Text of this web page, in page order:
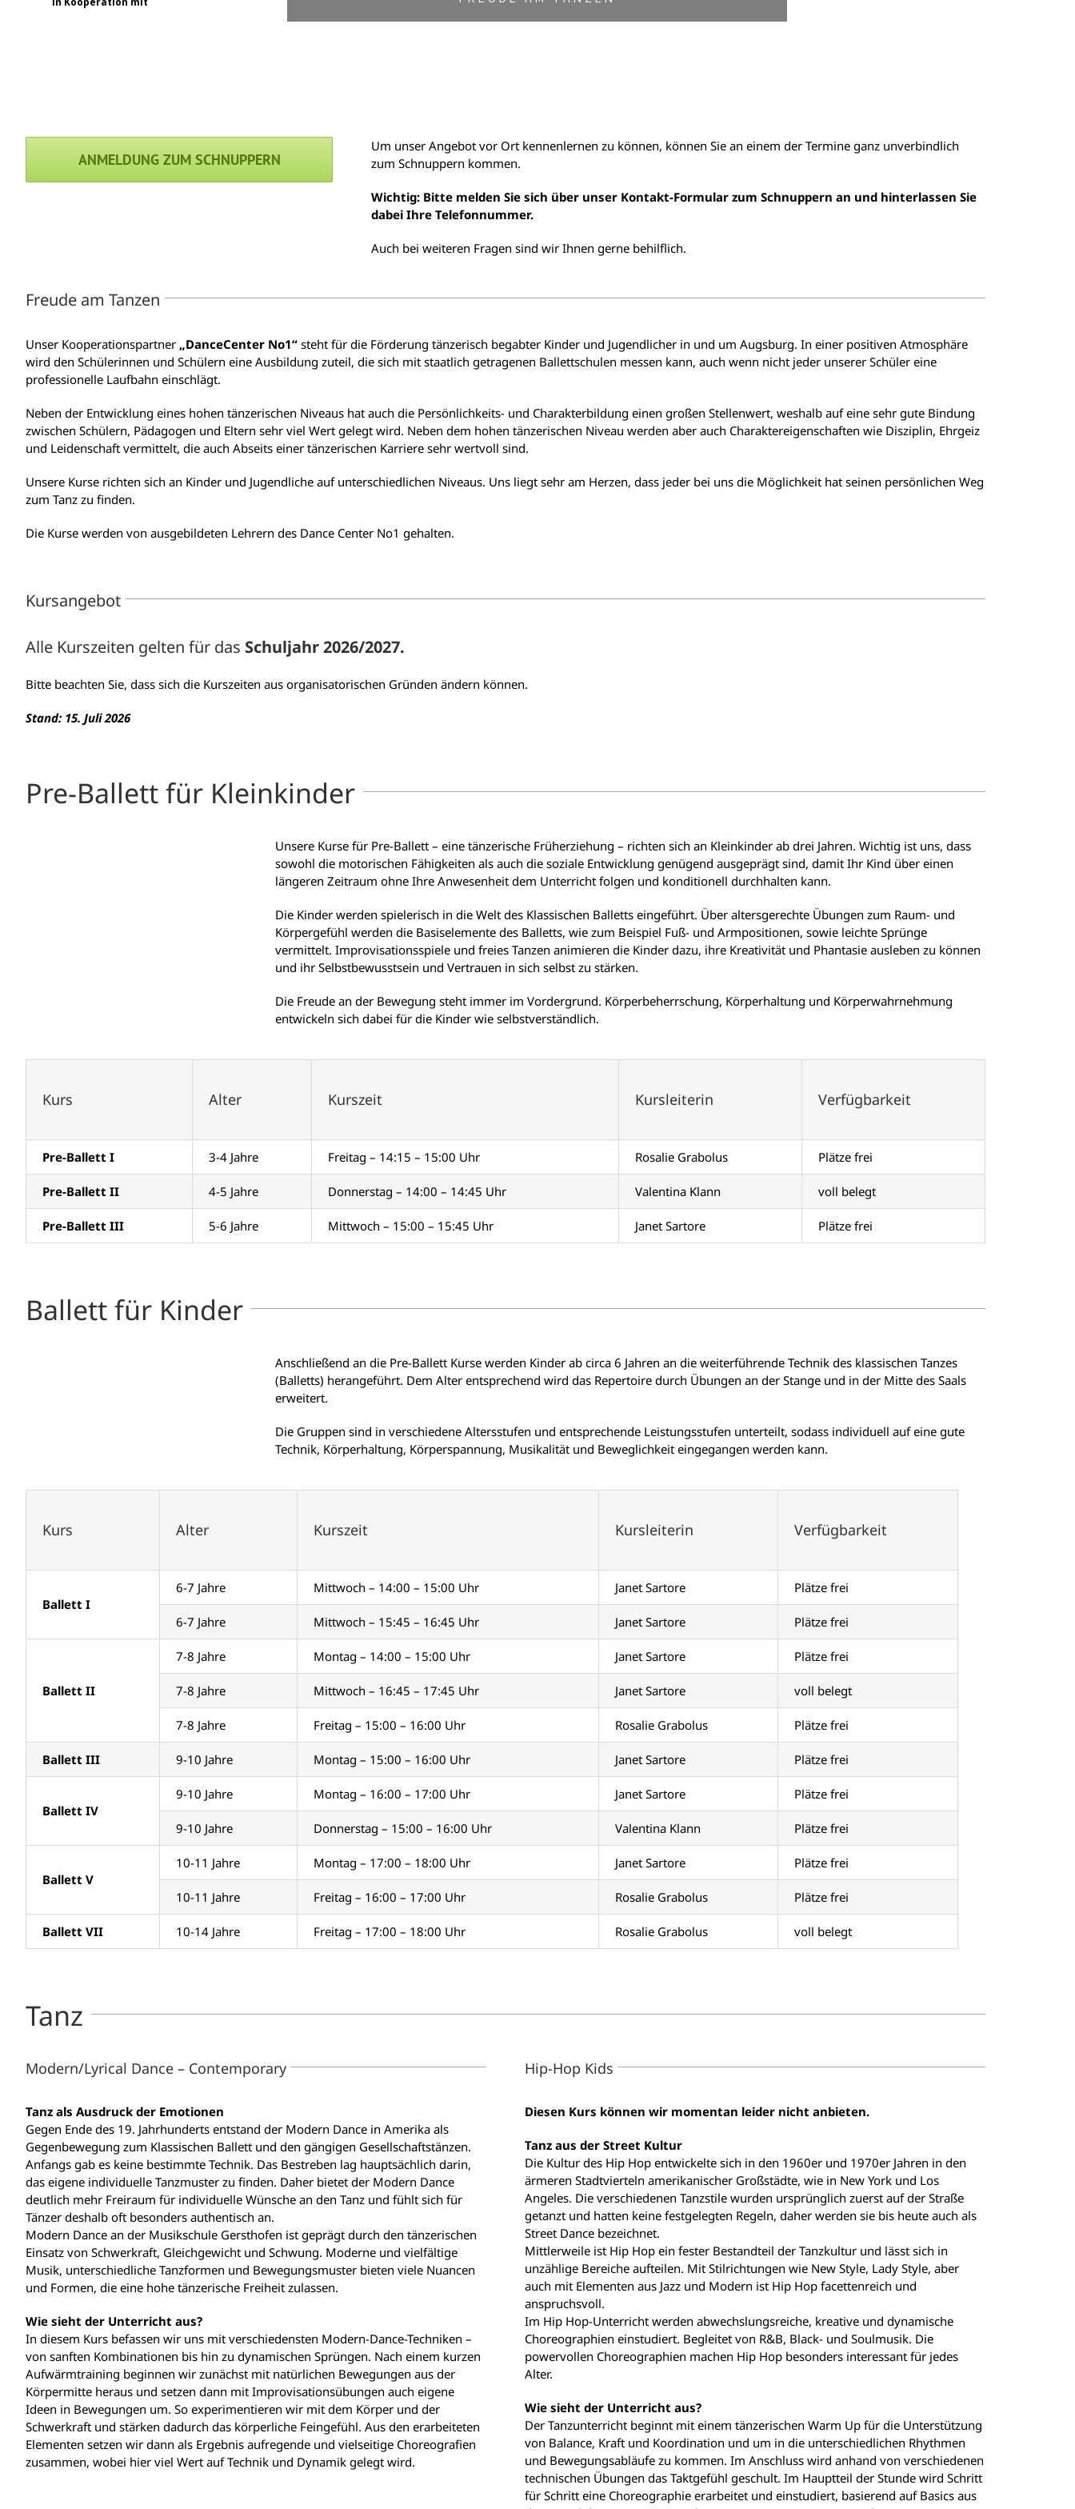
ANMELDUNG ZUM SCHNUPPERN
Um unser Angebot vor Ort kennenlernen zu können, können Sie an einem der Termine ganz unverbindlich
zum Schnuppern kommen.
Wichtig: Bitte melden Sie sich über unser Kontakt-Formular zum Schnuppern an und hinterlassen Sie
dabei Ihre Telefonnummer.
Auch bei weiteren Fragen sind wir Ihnen gerne behilflich.
Freude am Tanzen
Unser Kooperationspartner „DanceCenter No1“ steht für die Förderung tänzerisch begabter Kinder und Jugendlicher in und um Augsburg. In einer positiven Atmosphäre
wird den Schülerinnen und Schülern eine Ausbildung zuteil, die sich mit staatlich getragenen Ballettschulen messen kann, auch wenn nicht jeder unserer Schüler eine
professionelle Laufbahn einschlägt.
Neben der Entwicklung eines hohen tänzerischen Niveaus hat auch die Persönlichkeits- und Charakterbildung einen großen Stellenwert, weshalb auf eine sehr gute Bindung
zwischen Schülern, Pädagogen und Eltern sehr viel Wert gelegt wird. Neben dem hohen tänzerischen Niveau werden aber auch Charaktereigenschaften wie Disziplin, Ehrgeiz
und Leidenschaft vermittelt, die auch Abseits einer tänzerischen Karriere sehr wertvoll sind.
Unsere Kurse richten sich an Kinder und Jugendliche auf unterschiedlichen Niveaus. Uns liegt sehr am Herzen, dass jeder bei uns die Möglichkeit hat seinen persönlichen Weg
zum Tanz zu finden.
Die Kurse werden von ausgebildeten Lehrern des Dance Center No1 gehalten.
Kursangebot
Alle Kurszeiten gelten für das Schuljahr 2026/2027.
Bitte beachten Sie, dass sich die Kurszeiten aus organisatorischen Gründen ändern können.
Stand: 15. Juli 2026
Pre-Ballett für Kleinkinder
Unsere Kurse für Pre-Ballett – eine tänzerische Früherziehung – richten sich an Kleinkinder ab drei Jahren. Wichtig ist uns, dass
sowohl die motorischen Fähigkeiten als auch die soziale Entwicklung genügend ausgeprägt sind, damit Ihr Kind über einen
längeren Zeitraum ohne Ihre Anwesenheit dem Unterricht folgen und konditionell durchhalten kann.
Die Kinder werden spielerisch in die Welt des Klassischen Balletts eingeführt. Über altersgerechte Übungen zum Raum- und
Körpergefühl werden die Basiselemente des Balletts, wie zum Beispiel Fuß- und Armpositionen, sowie leichte Sprünge
vermittelt. Improvisationsspiele und freies Tanzen animieren die Kinder dazu, ihre Kreativität und Phantasie ausleben zu können
und ihr Selbstbewusstsein und Vertrauen in sich selbst zu stärken.
Die Freude an der Bewegung steht immer im Vordergrund. Körperbeherrschung, Körperhaltung und Körperwahrnehmung
entwickeln sich dabei für die Kinder wie selbstverständlich.
Kurs Alter Kurszeit Kursleiterin Verfügbarkeit
Pre-Ballett I 3-4 Jahre Freitag – 14:15 – 15:00 Uhr Rosalie Grabolus Plätze frei
Pre-Ballett II 4-5 Jahre Donnerstag – 14:00 – 14:45 Uhr Valentina Klann voll belegt
Pre-Ballett III 5-6 Jahre Mittwoch – 15:00 – 15:45 Uhr Janet Sartore Plätze frei
Ballett für Kinder
Anschließend an die Pre-Ballett Kurse werden Kinder ab circa 6 Jahren an die weiterführende Technik des klassischen Tanzes
(Balletts) herangeführt. Dem Alter entsprechend wird das Repertoire durch Übungen an der Stange und in der Mitte des Saals
erweitert.
Die Gruppen sind in verschiedene Altersstufen und entsprechende Leistungsstufen unterteilt, sodass individuell auf eine gute
Technik, Körperhaltung, Körperspannung, Musikalität und Beweglichkeit eingegangen werden kann.
Kurs Alter Kurszeit Kursleiterin Verfügbarkeit
Ballett I
6-7 Jahre Mittwoch – 14:00 – 15:00 Uhr Janet Sartore Plätze frei
6-7 Jahre Mittwoch – 15:45 – 16:45 Uhr Janet Sartore Plätze frei
Ballett II
7-8 Jahre Montag – 14:00 – 15:00 Uhr Janet Sartore Plätze frei
7-8 Jahre Mittwoch – 16:45 – 17:45 Uhr Janet Sartore voll belegt
7-8 Jahre Freitag – 15:00 – 16:00 Uhr Rosalie Grabolus Plätze frei
Ballett III 9-10 Jahre Montag – 15:00 – 16:00 Uhr Janet Sartore Plätze frei
Ballett IV
9-10 Jahre Montag – 16:00 – 17:00 Uhr Janet Sartore Plätze frei
9-10 Jahre Donnerstag – 15:00 – 16:00 Uhr Valentina Klann Plätze frei
Ballett V
10-11 Jahre Montag – 17:00 – 18:00 Uhr Janet Sartore Plätze frei
10-11 Jahre Freitag – 16:00 – 17:00 Uhr Rosalie Grabolus Plätze frei
Ballett VII 10-14 Jahre Freitag – 17:00 – 18:00 Uhr Rosalie Grabolus voll belegt
Tanz
Modern/Lyrical Dance – Contemporary
Tanz als Ausdruck der Emotionen
Gegen Ende des 19. Jahrhunderts entstand der Modern Dance in Amerika als
Gegenbewegung zum Klassischen Ballett und den gängigen Gesellschaftstänzen.
Anfangs gab es keine bestimmte Technik. Das Bestreben lag hauptsächlich darin,
das eigene individuelle Tanzmuster zu finden. Daher bietet der Modern Dance
deutlich mehr Freiraum für individuelle Wünsche an den Tanz und fühlt sich für
Tänzer deshalb oft besonders authentisch an.
Modern Dance an der Musikschule Gersthofen ist geprägt durch den tänzerischen
Einsatz von Schwerkraft, Gleichgewicht und Schwung. Moderne und vielfältige
Musik, unterschiedliche Tanzformen und Bewegungsmuster bieten viele Nuancen
und Formen, die eine hohe tänzerische Freiheit zulassen.
Wie sieht der Unterricht aus?
In diesem Kurs befassen wir uns mit verschiedensten Modern-Dance-Techniken –
von sanften Kombinationen bis hin zu dynamischen Sprüngen. Nach einem kurzen
Aufwärmtraining beginnen wir zunächst mit natürlichen Bewegungen aus der
Körpermitte heraus und setzen dann mit Improvisationsübungen auch eigene
Ideen in Bewegungen um. So experimentieren wir mit dem Körper und der
Schwerkraft und stärken dadurch das körperliche Feingefühl. Aus den erarbeiteten
Elementen setzen wir dann als Ergebnis aufregende und vielseitige Choreografien
zusammen, wobei hier viel Wert auf Technik und Dynamik gelegt wird.
Hip-Hop Kids
Diesen Kurs können wir momentan leider nicht anbieten.
Tanz aus der Street Kultur
Die Kultur des Hip Hop entwickelte sich in den 1960er und 1970er Jahren in den
ärmeren Stadtvierteln amerikanischer Großstädte, wie in New York und Los
Angeles. Die verschiedenen Tanzstile wurden ursprünglich zuerst auf der Straße
getanzt und hatten keine festgelegten Regeln, daher werden sie bis heute auch als
Street Dance bezeichnet.
Mittlerweile ist Hip Hop ein fester Bestandteil der Tanzkultur und lässt sich in
unzählige Bereiche aufteilen. Mit Stilrichtungen wie New Style, Lady Style, aber
auch mit Elementen aus Jazz und Modern ist Hip Hop facettenreich und
anspruchsvoll.
Im Hip Hop-Unterricht werden abwechslungsreiche, kreative und dynamische
Choreographien einstudiert. Begleitet von R&B, Black- und Soulmusik. Die
powervollen Choreographien machen Hip Hop besonders interessant für jedes
Alter.
Wie sieht der Unterricht aus?
Der Tanzunterricht beginnt mit einem tänzerischen Warm Up für die Unterstützung
von Balance, Kraft und Koordination und um in die unterschiedlichen Rhythmen
und Bewegungsabläufe zu kommen. Im Anschluss wird anhand von verschiedenen
technischen Übungen das Taktgefühl geschult. Im Hauptteil der Stunde wird Schritt
für Schritt eine Choreographie erarbeitet und einstudiert, basierend auf Basics aus